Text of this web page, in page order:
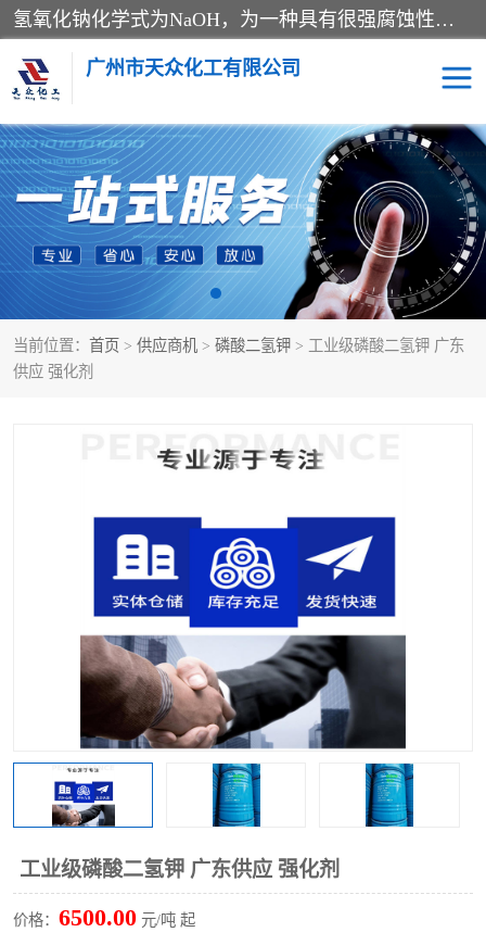
氢氧化钠化学式为NaOH，为一种具有很强腐蚀性的强碱，一般为片状或颗粒形态，易溶于水(溶于水时放热)并形成碱性溶液，另有潮解性，易吸取空气中的水蒸气(潮解)和(变质)。NaOH是化学实验室其中一种必备的化学品，亦为常见的化工品之一。纯品是无色透明的晶体。密度2.130g/cm3。熔点318.4℃。沸点1390℃。工业品含有少量的氯化和碳酸，是白色不透明的晶体。
广州市天众化工有限公司
当前位置： 首页 > 供应商机 > 磷酸二氢钾 > 工业级磷酸二氢钾 广东
供应 强化剂
工业级磷酸二氢钾 广东供应 强化剂
价格： 6500.00 元/吨 起
亚硝酸钠 氢氧化钠
纯碱 硫代硫酸钠
草酸 醋酸钠
聚合氯化铝 焦磷酸二氢二钠
一水葡萄糖
葡萄糖酸钠
磷酸二氢钾
磷酸氢二钾 三聚磷酸钠
工业白糖
过硫酸钠
尿素
聚合硫酸铁 磷酸二氢钠
大苏打